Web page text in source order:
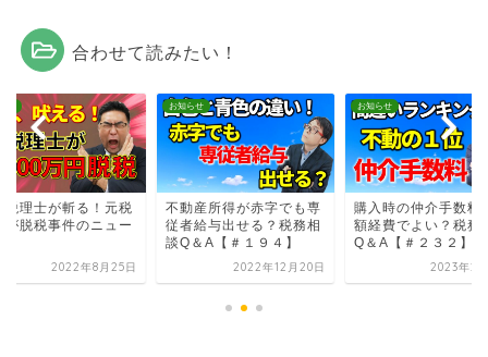
合わせて読みたい！
税理士が斬る！元税
が脱税事件のニュー
2022年8月25日
お知らせ
不動産所得が赤字でも専
従者給与出せる？税務相
談Q＆A【＃１９４】
2022年12月20日
お知らせ
購入時の仲介手数料
額経費でよい？税務
Q＆A【＃２３２】
2023年2